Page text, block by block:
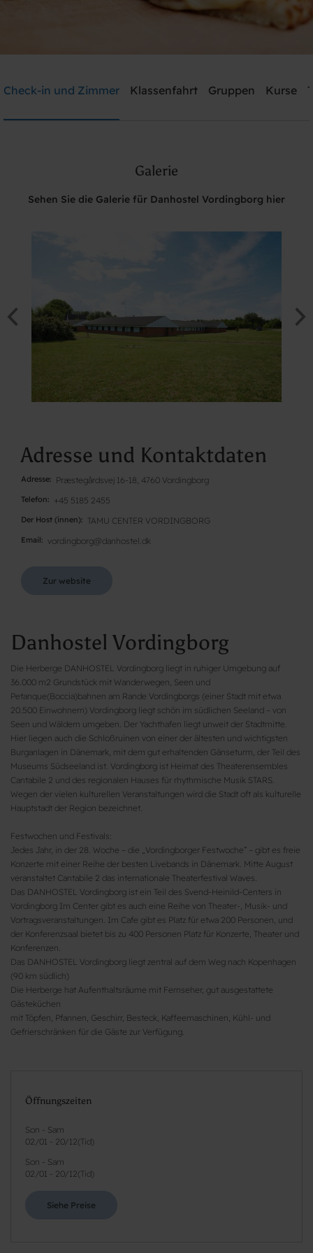
Brauchen Sie Hilfe? rufen Sie: +45 5185 2455
Check-in und Zimmer Klassenfahrt Gruppen Kurse
Galerie
Sehen Sie die Galerie für Danhostel Vordingborg hier
Adresse und Kontaktdaten
Adresse Præstegårdsvej 16-18, 4760 Vordingborg
Telefon +45 5185 2455
Der Host (innen) TAMU CENTER VORDINGBORG
Email vordingborg@danhostel.dk
Zur website
Danhostel Vordingborg
Die Herberge DANHOSTEL Vordingborg liegt in ruhiger Umgebung auf
36.000 m2 Grundstück mit Wanderwegen, Seen und
Petanque(Boccia)bahnen am Rande Vordingborgs (einer Stadt mit etwa
20.500 Einwohnern) Vordingborg liegt schön im südlichen Seeland – von
Seen und Wäldern umgeben. Der Yachthafen liegt unweit der Stadtmitte.
Hier liegen auch die Schloßruinen von einer der ältesten und wichtigsten
Burganlagen in Dänemark, mit dem gut erhaltenden Gänseturm, der Teil des
Museums Südseeland ist. Vordingborg ist Heimat des Theaterensembles
Cantabile 2 und des regionalen Hauses für rhythmische Musik STARS.
Wegen der vielen kulturellen Veranstaltungen wird die Stadt oft als kulturelle
Hauptstadt der Region bezeichnet.
Festwochen und Festivals:
Jedes Jahr, in der 28. Woche – die „Vordingborger Festwoche” – gibt es freie
Konzerte mit einer Reihe der besten Livebands in Dänemark. Mitte August
veranstaltet Cantabile 2 das internationale Theaterfestival Waves.
Das DANHOSTEL Vordingborg ist ein Teil des Svend-Heinild-Centers in
Vordingborg Im Center gibt es auch eine Reihe von Theater-, Musik- und
Vortragsveranstaltungen. Im Cafe gibt es Platz für etwa 200 Personen, und
der Konferenzsaal bietet bis zu 400 Personen Platz für Konzerte, Theater und
Konferenzen.
Das DANHOSTEL Vordingborg liegt zentral auf dem Weg nach Kopenhagen
(90 km südlich)
Die Herberge hat Aufenthaltsräume mit Fernseher, gut ausgestattete
Gästeküchen
mit Töpfen, Pfannen, Geschirr, Besteck, Kaffeemaschinen, Kühl- und
Gefrierschränken für die Gäste zur Verfügung.
Öffnungszeiten
Son - Sam
02/01 - 20/12( Tid)
Son - Sam
02/01 - 20/12( Tid)
Siehe Preise